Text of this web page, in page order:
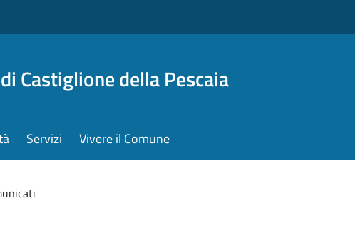
Castiglione della Pescaia
Servizi Vivere il Comune